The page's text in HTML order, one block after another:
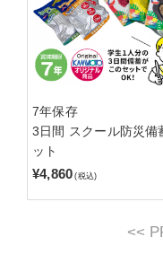
7年保存
3日間 スクール防災備
ット
¥4,860 (税込)
<<